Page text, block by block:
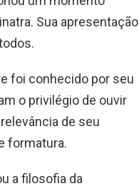
Sua apresentação
foi conhecido por seu
o privilégio de ouvir
de seu
formatura.
a filosofia da